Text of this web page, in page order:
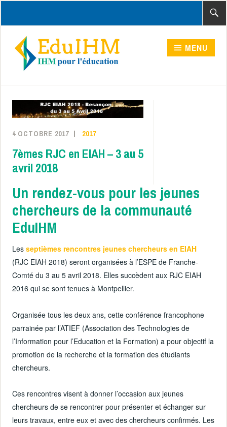
au
contenu
principal
MENU
Activités
4 OCTOBRE 2017 2017
7èmes RJC en EIAH – 3 au 5
avril 2018
Un rendez-vous pour les jeunes
chercheurs de la communauté
EduIHM
Lesseptièmes rencontres jeunes chercheurs en EIAH
(RJC EIAH 2018) seront organisées à l’ESPE de Franche-
Comté du 3 au 5 avril 2018. Elles succèdent aux RJC EIAH
2016 qui se sont tenues à Montpellier.
Organisée tous les deux ans, cette conférence francophone
parrainée par l’ATIEF (Association des Technologies de
l’Information pour l’Education et la Formation) a pour objectif la
promotion de la recherche et la formation des étudiants
chercheurs.
Ces rencontres visent à donner l’occasion aux jeunes
chercheurs de se rencontrer pour présenter et échanger sur
leurs travaux, entre eux et avec des chercheurs confirmés. Les